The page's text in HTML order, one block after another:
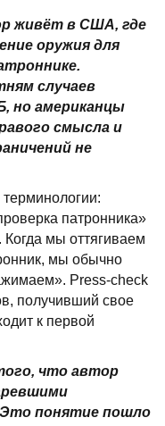
живёт в США, где
оружия для
случаев
но американцы
смысла и
не
патронника»
Когда мы оттягиваем
мы обычно
Press-check
получивший свое
к первой
что автор
Это понятие пошло